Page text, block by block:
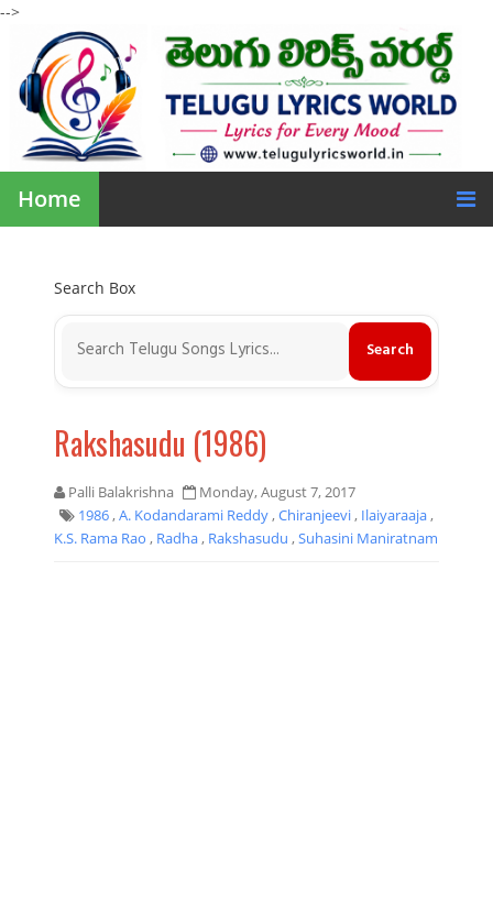
-->
Home
Search Box
Rakshasudu (1986)
Palli Balakrishna
Monday, August 7, 2017
1986,A. Kodandarami Reddy,Chiranjeevi, Ilaiyaraaja,
K.S. Rama Rao , Radha, Rakshasudu ,Suhasini Maniratnam